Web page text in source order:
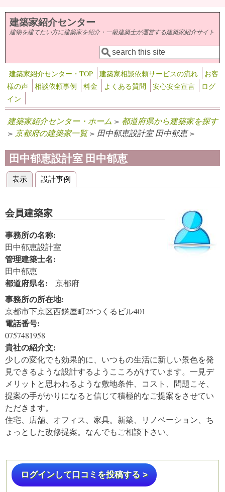
メインコンテンツに移動
建築家紹介センター
建物を建てたい方に建築家を紹介・一級建築士が運営する建築家紹介サイト
検索フォーム
検索
建築家紹介センター・TOP 建築家相談依頼サービスの流れ
お客
様の声
相談依頼事例 料金 よくある質問 安心安全宣言
ログ
イン
建築家紹介センター・ホーム > 都道府県から建築家を探す
> 京都府の建築家一覧> 田中郁恵設計室 田中郁恵 >
田中郁恵設計室 田中郁恵
プライマリータブ
表示 (アクティブなタブ)
設計事例
会員建築家
事務所の名称:
田中郁恵設計室
管理建築士名:
田中郁恵
都道府県名: 京都府
事務所の所在地:
京都市下京区西錺屋町25つくるビル401
電話番号:
0757481958
貴社の紹介文:
少しの変化でも効果的に、いつもの生活に新しい景色を発
見できるような設計するようこころがけています。一見デ
メリットと思われるような敷地条件、コスト、問題こそ、
提案の手がかりになると信じて積極的なご提案をさせてい
ただきます。
住宅、店舗、オフィス、家具。新築、リノベーション、ち
ょっとした改修提案。なんでもご相談下さい。
ログインして口コミを投稿する >